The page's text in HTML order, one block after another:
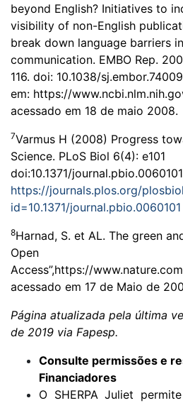
beyond English? Initiatives to
visibility of non-English
break down language barriers
communication. EMBO Rep.
116. doi: 10.1038/
em: https://
acessado em 18 de maio 2008.
7Varmus H (2008) Progress
Science. PLoS Biol 6(4): e101
doi:10.1371/
https://journals.plos.org/
id=10.1371/journal.pbio.0060101
8Harnad, S. et AL. The green
Open
Access”,https://
acessado em 17 de Maio de
Página atualizada pela última
de 2019 via Fapesp.
Consulte permissões e
Financiadores
O SHERPA Juliet